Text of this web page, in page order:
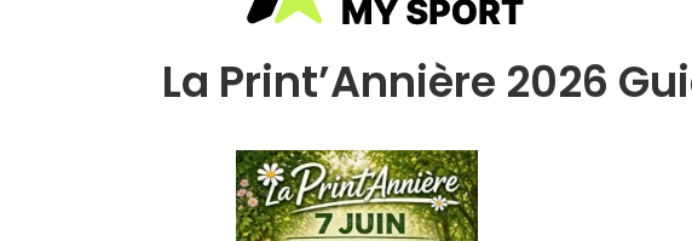
La Print’Annière 2026